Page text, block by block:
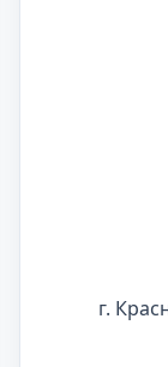
г.